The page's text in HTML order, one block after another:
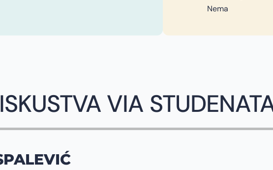
Nema
ISKUSTVA VIA